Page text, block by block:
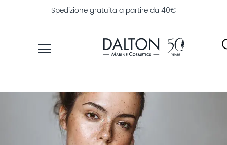
Soddisfatti o rimborsati entro 30 giorni